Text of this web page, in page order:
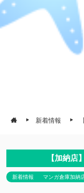
新着情報
【加納店
新着情報 マンガ倉庫加納